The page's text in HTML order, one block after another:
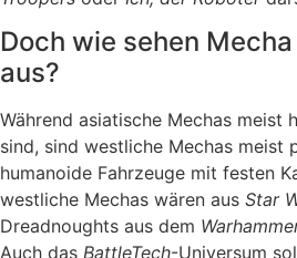
Doch wie sehen
aus?
Während asiatische Mechas meist
sind, sind westliche Mechas meist
humanoide Fahrzeuge mit festen
westliche Mechas wären aus Star
Dreadnoughts aus dem
Auch das BattleTech-Universum